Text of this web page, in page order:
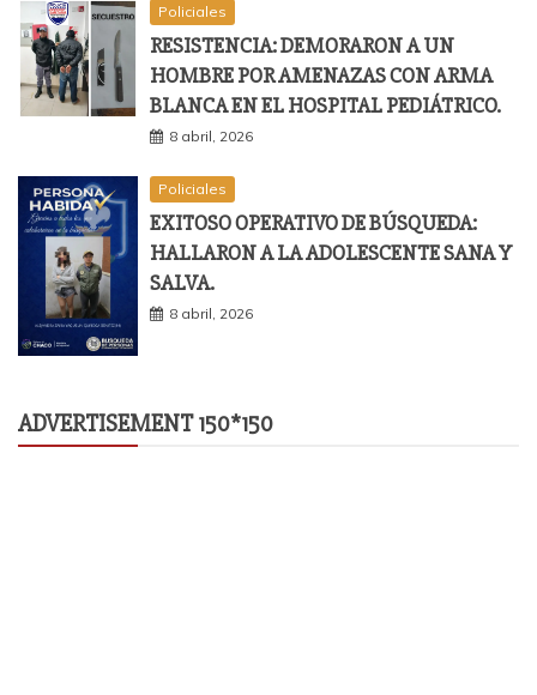
Policiales
RESISTENCIA: DEMORARON A UN
HOMBRE POR AMENAZAS CON ARMA
BLANCA EN EL HOSPITAL PEDIÁTRICO.
8 abril, 2026
Policiales
EXITOSO OPERATIVO DE BÚSQUEDA:
HALLARON A LA ADOLESCENTE SANA Y
SALVA.
8 abril, 2026
ADVERTISEMENT 150*150